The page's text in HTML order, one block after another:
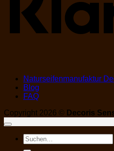
Naturseifenmanufaktur
Blog
FAQ
Copyright 2026 © Decoris
Suchen
nach: